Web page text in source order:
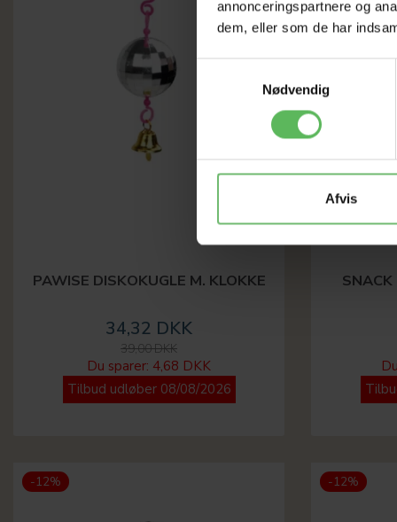
annonceringspartnere og
dem, eller som de har
Nødvendig
Afvis
PAWISE DISKOKUGLE M. KLOKKE
34,32 DKK
39,00 DKK
Du sparer: 4,68 DKK
Tilbud udløber 08/08/2026
SNACK
-12% -12%